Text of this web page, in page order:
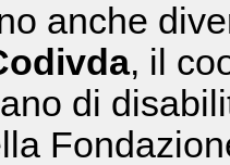
anche
, il
di